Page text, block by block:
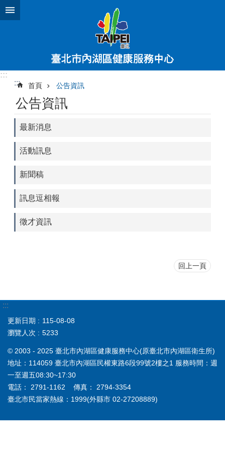
跳到主要內容區塊
:::
:::
首頁 公告資訊
公告資訊
最新消息
活動訊息
新聞稿
訊息逗相報
徵才資訊
回上一頁
:::
更新日期
115-08-08
瀏覽人次
5233
© 2003 - 2025 臺北市內湖區健康服務中心(原臺北市內湖區衛生所)
地址：114059 臺北市內湖區民權東路6段99號2樓之1 服務時間：週
一至週五08:30~17:30
電話： 2791-1162 傳真： 2794-3354
臺北市民當家熱線：1999(外縣市 02-27208889)